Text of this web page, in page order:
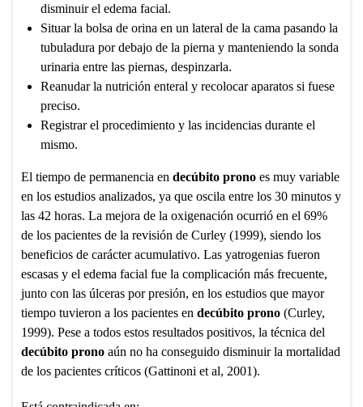
disminuir el edema facial.
Situar la bolsa de orina en un lateral de la cama pasando la
tubuladura por debajo de la pierna y manteniendo la sonda
urinaria entre las piernas, despinzarla.
Reanudar la nutrición enteral y recolocar aparatos si fuese
preciso.
Registrar el procedimiento y las incidencias durante el
mismo.
El tiempo de permanencia en decúbito pronoes muy variable
en los estudios analizados, ya que oscila entre los 30 minutos y
las 42 horas. La mejora de la oxigenación ocurrió en el 69%
de los pacientes de la revisión de Curley (1999), siendo los
beneficios de carácter acumulativo. Las yatrogenias fueron
escasas y el edema facial fue la complicación más frecuente,
junto con las úlceras por presión, en los estudios que mayor
tiempo tuvieron a los pacientes en decúbito prono(Curley,
1999). Pese a todos estos resultados positivos, la técnica del
decúbito pronoaún no ha conseguido disminuir la mortalidad
de los pacientes críticos (Gattinoni et al, 2001).